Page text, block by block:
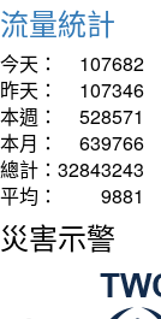
流量統計
今天：
107682
昨天：
107346
本週：
528571
本月：
639766
總計： 32843243
平均：
9881
災害示警